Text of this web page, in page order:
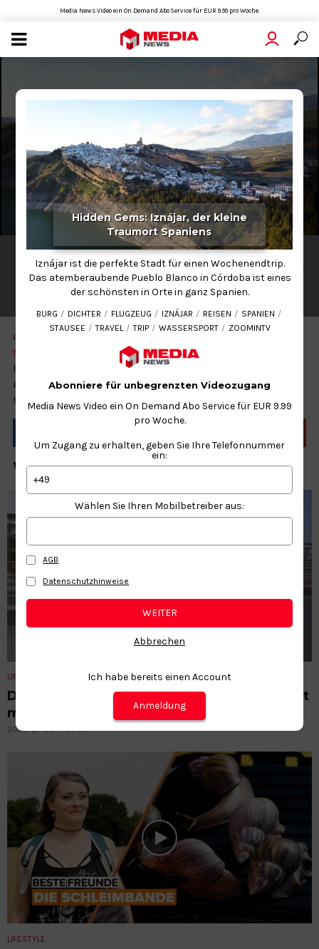
Media News Video ein On Demand Abo Service für EUR 9.99 pro Woche.
Hidden Gems: Iznájar, der kleine
Traumort Spaniens
Iznájar ist die perfekte Stadt für einen Wochenendtrip.
Das atemberaubende Pueblo Blanco in Córdoba ist eines
der schönsten in Orte in ganz Spanien.
BURG DICHTER FLUGZEUG IZNÁJAR REISEN
SPANIEN
STAUSEE
TRAVEL TRIP WASSERSPORT ZOOMINTV
Abonniere für unbegrenzten Videozugang
Media News Video ein On Demand Abo Service für EUR 9.99
pro Woche.
Um Zugang zu erhalten, geben Sie Ihre Telefonnummer
ein:
+49
Wählen Sie Ihren Mobilbetreiber aus:
AGB
Datenschutzhinweise
WEITER
Abbrechen
Ich habe bereits einen Account
Anmeldung
LIFESTYLE
Hidden Gems: Iznájar, der kleine Traumort
Spaniens
BURG
TRAVEL
WASSERSPORT ZOOMINTV
Iznájar ist die perfekte Stadt für einen Wochenendtrip. Das
atemberaubende Pueblo Blanco in Córdoba ist eines der
schönsten in Orte in ganz Spanien.
WEITERE NEWS ZUM THEMA
LIFESTYLE
Dieser Cosplayer vereint seine Leidenschaft
mit dem Skateboard-Fahren
2022-07-25 04:55
LIFESTYLE